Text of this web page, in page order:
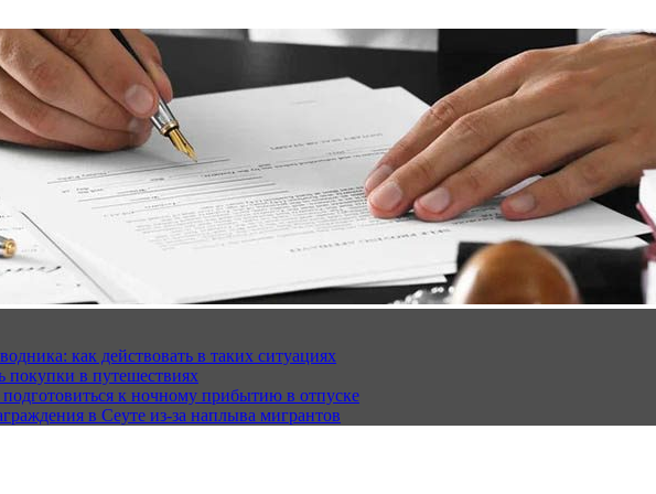
как действовать в таких ситуациях
покупки в путешествиях
к ночному прибытию в отпуске
в Сеуте из-за наплыва мигрантов